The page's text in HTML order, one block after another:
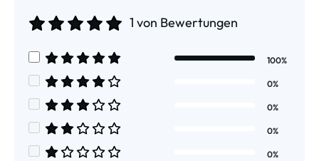
1 von Bewertungen
Durchschnittliche Bewertung von 5 von 5 Sternen
100%
Durchschnittliche Bewertung von 4 von 5 Sternen
0%
Durchschnittliche Bewertung von 3 von 5 Sternen
0%
Durchschnittliche Bewertung von 2 von 5 Sternen
0%
0%